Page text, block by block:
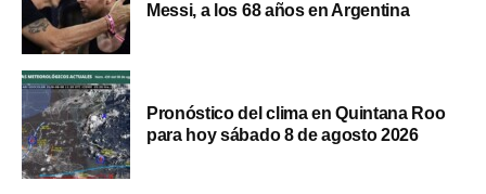
Messi, a los 68 años en Argentina
Pronóstico del clima en Quintana Roo
para hoy sábado 8 de agosto 2026